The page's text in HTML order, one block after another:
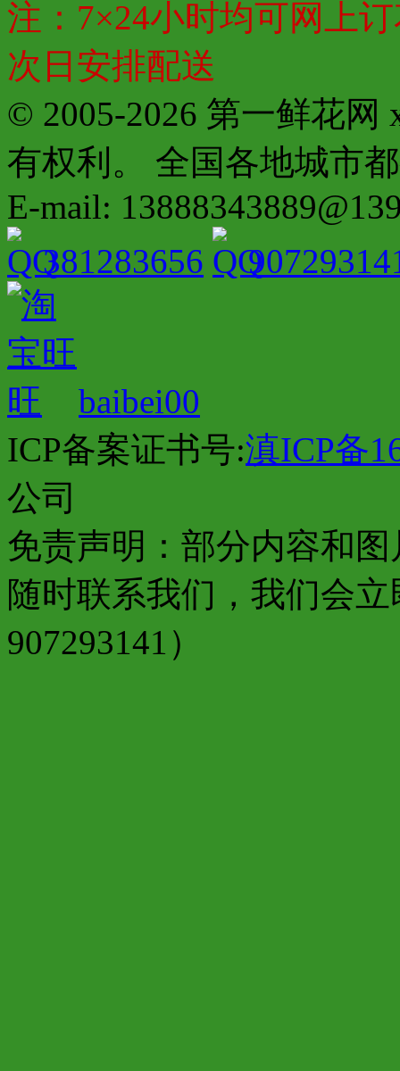
注：7×24小时均可网上
次日安排配送
© 2005-2026 第一鲜花网
有权利。 全国各地城市
E-mail:
381283656
baibei00
ICP备案证书号:滇ICP备
公司
免责声明：部分内容和
随时联系我们，我们会
907293141）